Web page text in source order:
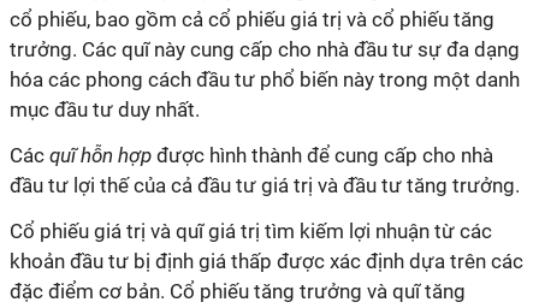
cổ phiếu, bao gồm cả cổ phiếu giá trị và cổ phiếu tăng
trưởng. Các quĩnày cung cấp cho nhà đầu tư sự đa dạng
hóa các phong cách đầu tư phổ biến này trong một danh
mục đầu tư duy nhất.
Các quĩhỗn hợp được hình thành để cung cấp cho nhà
đầu tư lợi thế của cả đầu tư giá trị và đầu tư tăng trưởng.
Cổ phiếu giá trị và quĩgiá trị tìm kiếm lợi nhuận từ các
khoản đầu tư bị định giá thấp được xác định dựa trên các
đặc điểm cơ bản. Cổ phiếu tăng trưởng và quĩtăng